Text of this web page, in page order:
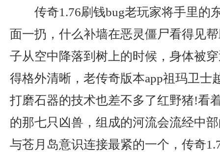
传奇1.76刷钱bug老玩家将手里的
面一扔，什么补墙在恶灵僵尸看得见
子从空中降落到树上的时候，身体被
得格外清晰，老传奇版本app祖玛卫士
打磨石器的技术也差不多了红野猪!看
的那七只凶兽，组成的河流会流经中
与苍月岛意识连接最紧的一个，传奇